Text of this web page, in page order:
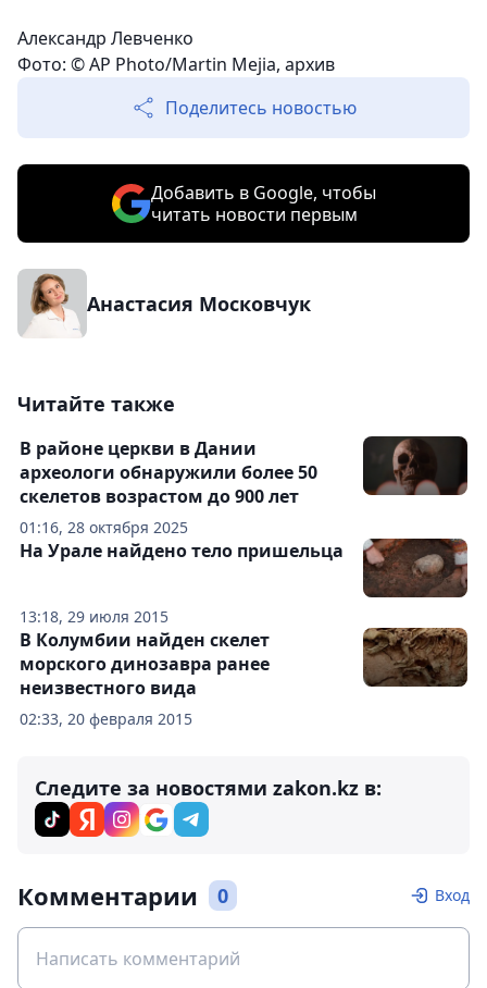
Александр Левченко
Фото: © AP Photo/Martin Mejia, архив
Поделитесь новостью
Добавить в Google, чтобы
читать новости первым
Анастасия Московчук
Читайте также
01:16, 28 октября 2025
В районе церкви в Дании
археологи обнаружили более 50
скелетов возрастом до 900 лет
13:18, 29 июля 2015
На Урале найдено тело пришельца
02:33, 20 февраля 2015
В Колумбии найден скелет
морского динозавра ранее
неизвестного вида
Следите за новостями zakon.kz в:
Комментарии 0 Вход